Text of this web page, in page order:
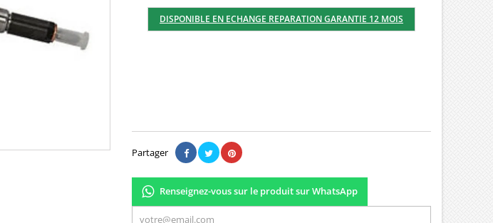
DISPONIBLE EN ECHANGE REPARATION GARANTIE 12 MOIS
Partager
Renseignez-vous sur le produit sur WhatsApp